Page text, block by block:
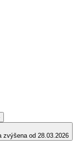
zvýšena od 28.03.2026